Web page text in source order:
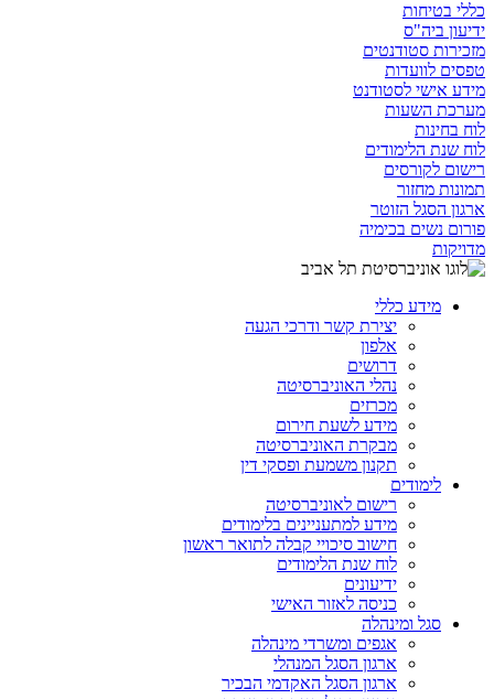
כללי בטיחות
ידיעון ביה"ס
מזכירות סטודנטים
טפסים לוועדות
מידע אישי לסטודנט
מערכת השעות
לוח בחינות
לוח שנת הלימודים
רישום לקורסים
תמונות מחזור
ארגון הסגל הזוטר
פורום נשים בכימיה
מדויקות
מידע כללי
יצירת קשר ודרכי הגעה
אלפון
דרושים
נהלי האוניברסיטה
מכרזים
מידע לשעת חירום
מבקרת האוניברסיטה
תקנון משמעת ופסקי דין
לימודים
רישום לאוניברסיטה
מידע למתעניינים בלימודים
חישוב סיכויי קבלה לתואר ראשון
לוח שנת הלימודים
ידיעונים
כניסה לאזור האישי
סגל ומינהלה
אגפים ומשרדי מינהלה
ארגון הסגל המנהלי
ארגון הסגל האקדמי הבכיר